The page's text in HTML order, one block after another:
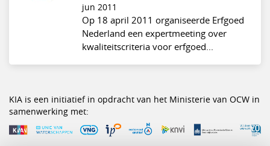
jun 2011
Op 18 april 2011 organiseerde Erfgoed
Nederland een expertmeeting over
kwaliteitscriteria voor erfgoed...
KIA is een initiatief in opdracht van het Ministerie van OCW in
samenwerking met: